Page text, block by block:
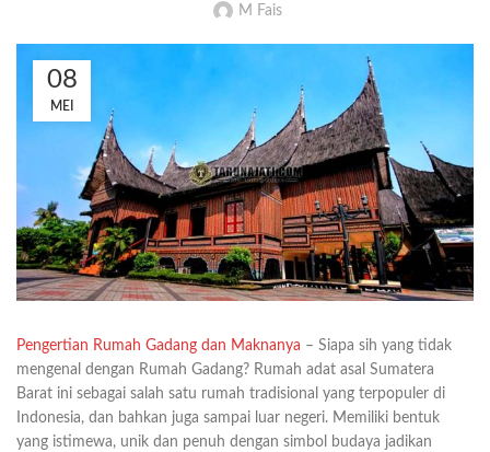
M Fais
08
MEI
Pengertian Rumah Gadang dan Maknanya – Siapa sih yang tidak
mengenal dengan Rumah Gadang? Rumah adat asal Sumatera
Barat ini sebagai salah satu rumah tradisional yang terpopuler di
Indonesia, dan bahkan juga sampai luar negeri. Memiliki bentuk
yang istimewa, unik dan penuh dengan simbol budaya jadikan